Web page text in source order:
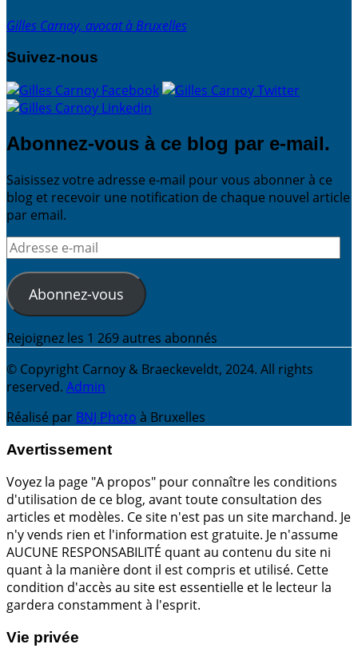
Gilles Carnoy, avocat à Bruxelles
Suivez-nous
Abonnez-vous à ce blog par e-mail.
Saisissez votre adresse e-mail pour vous abonner à ce
blog et recevoir une notification de chaque nouvel article
par email.
Adresse
e-
mail
Abonnez-vous
Rejoignez les 1 269 autres abonnés
© Copyright Carnoy & Braeckeveldt, 2024. All rights
reserved. Admin
Réalisé par BNJ Photo à Bruxelles
Avertissement
Voyez la page "A propos" pour connaître les conditions
d'utilisation de ce blog, avant toute consultation des
articles et modèles. Ce site n'est pas un site marchand. Je
n'y vends rien et l'information est gratuite. Je n'assume
AUCUNE RESPONSABILITÉ quant au contenu du site ni
quant à la manière dont il est compris et utilisé. Cette
condition d'accès au site est essentielle et le lecteur la
gardera constamment à l'esprit.
Vie privée